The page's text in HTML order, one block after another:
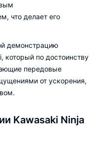
что делает его
демонстрацию
который по достоинству
передовые
от ускорения,
Kawasaki Ninja